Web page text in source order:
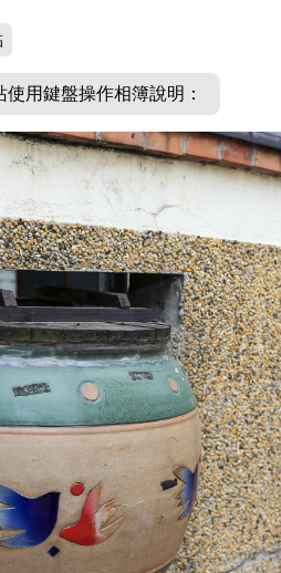
用鍵盤操作相簿說明：